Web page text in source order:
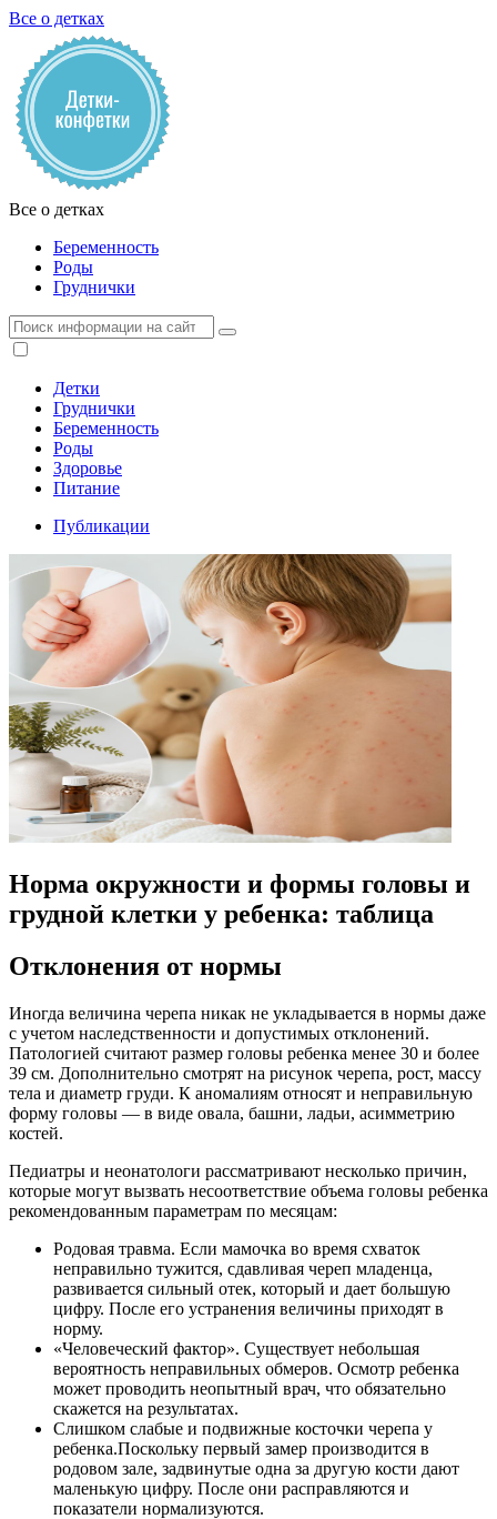
Все о детках
Все о детках
Беременность
Роды
Груднички
Детки
Груднички
Беременность
Роды
Здоровье
Питание
Публикации
Норма окружности и формы головы и
грудной клетки у ребенка: таблица
Отклонения от нормы
Иногда величина черепа никак не укладывается в нормы даже
с учетом наследственности и допустимых отклонений.
Патологией считают размер головы ребенка менее 30 и более
39 см. Дополнительно смотрят на рисунок черепа, рост, массу
тела и диаметр груди. К аномалиям относят и неправильную
форму головы — в виде овала, башни, ладьи, асимметрию
костей.
Педиатры и неонатологи рассматривают несколько причин,
которые могут вызвать несоответствие объема головы ребенка
рекомендованным параметрам по месяцам:
Родовая травма. Если мамочка во время схваток
неправильно тужится, сдавливая череп младенца,
развивается сильный отек, который и дает большую
цифру. После его устранения величины приходят в
норму.
«Человеческий фактор». Существует небольшая
вероятность неправильных обмеров. Осмотр ребенка
может проводить неопытный врач, что обязательно
скажется на результатах.
Слишком слабые и подвижные косточки черепа у
ребенка.Поскольку первый замер производится в
родовом зале, задвинутые одна за другую кости дают
маленькую цифру. После они расправляются и
показатели нормализуются.